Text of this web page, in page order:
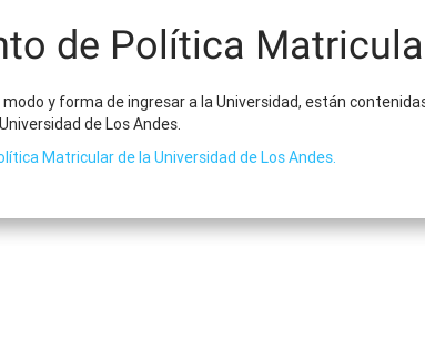
de Política
y forma de ingresar a la Universidad, están
de Los Andes.
Matricular de la Universidad de Los Andes.